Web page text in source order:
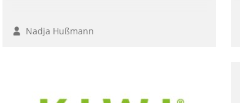
Nadja Hußmann